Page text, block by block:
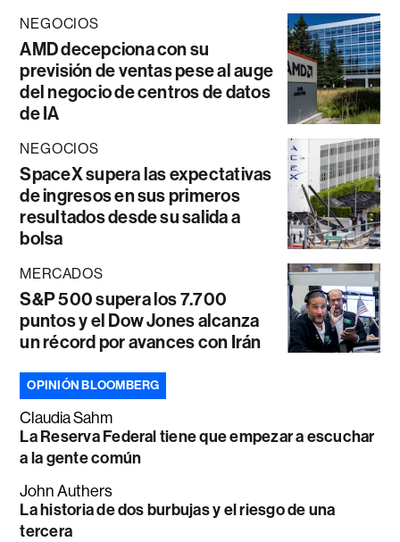
NEGOCIOS
AMD decepciona con su
previsión de ventas pese al auge
del negocio de centros de datos
de IA
NEGOCIOS
SpaceX supera las expectativas
de ingresos en sus primeros
resultados desde su salida a
bolsa
MERCADOS
S&P 500 supera los 7.700
puntos y el Dow Jones alcanza
un récord por avances con Irán
OPINIÓN BLOOMBERG
Claudia Sahm
La Reserva Federal tiene que empezar a escuchar
a la gente común
John Authers
La historia de dos burbujas y el riesgo de una
tercera